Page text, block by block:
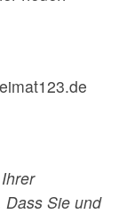
Dass Sie und